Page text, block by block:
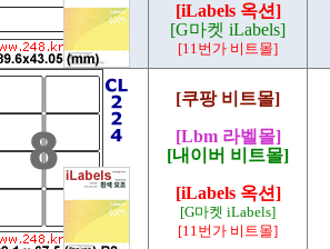
[iLabels 옥션]
[G마켓 iLabels]
[11번가 비트몰]
[쿠팡 비트몰]
[Lbm 라벨몰]
[내이버 비트몰]
[iLabels 옥션]
[G마켓 iLabels]
[11번가 비트몰]